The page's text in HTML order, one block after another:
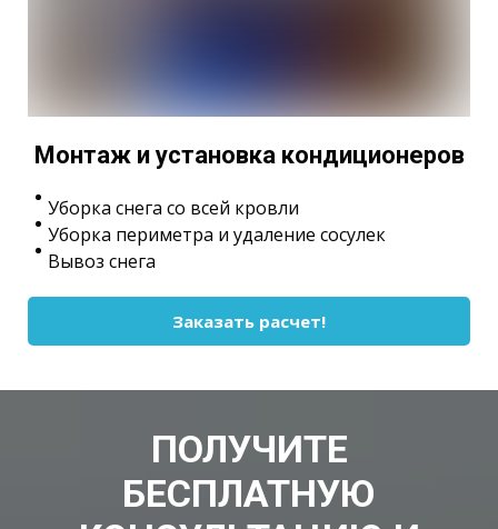
Монтаж и установка кондиционеров
Уборка снега со всей кровли
Уборка периметра и удаление сосулек
Вывоз снега
Заказать расчет!
ПОЛУЧИТЕ
БЕСПЛАТНУЮ